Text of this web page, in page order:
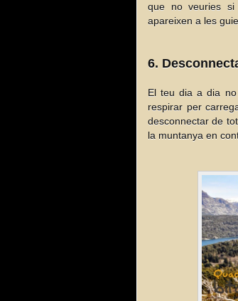
que no veuries si
apareixen a les
6.
El teu dia a dia
respirar per
desconnectar de
la muntanya en